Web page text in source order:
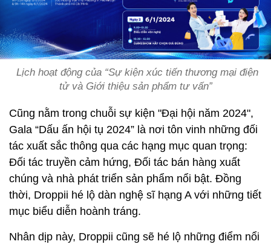
Lịch hoạt động của “Sự kiện xúc tiến thương mại điện
tử và Giới thiệu sản phẩm tư vấn”
Cũng nằm trong chuỗi sự kiện "Đại hội năm 2024",
Gala “Dấu ấn hội tụ 2024” là nơi tôn vinh những đối
tác xuất sắc thông qua các hạng mục quan trọng:
Đối tác truyền cảm hứng, Đối tác bán hàng xuất
chúng và nhà phát triển sản phẩm nổi bật. Đồng
thời, Droppii hé lộ dàn nghệ sĩ hạng A với những tiết
mục biểu diễn hoành tráng.
Nhân dịp này, Droppii cũng sẽ hé lộ những điểm nổi